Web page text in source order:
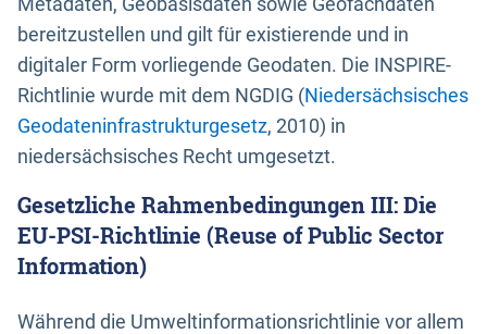
bereitzustellen und gilt für existierende und in
digitaler Form vorliegende Geodaten. Die INSPIRE-
Richtlinie wurde mit dem NGDIG (Niedersächsisches
Geodateninfrastrukturgesetz, 2010) in
niedersächsisches Recht umgesetzt.
Gesetzliche Rahmenbedingungen III: Die
EU-PSI-Richtlinie (Reuse of Public Sector
Information)
Während die Umweltinformationsrichtlinie vor allem